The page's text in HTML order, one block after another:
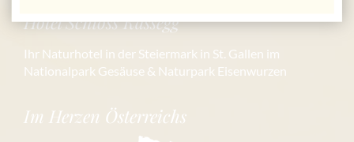
Hotel Schloss Kassegg
Ihr Naturhotel in der Steiermark in St. Gallen im
Nationalpark Gesäuse & Naturpark Eisenwurzen
Im Herzen Österreichs